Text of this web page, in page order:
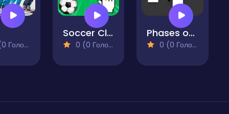
Soccer Clicker Game
0 (0 Голосів)
Phases of Black and White
0 (0 Голосів)